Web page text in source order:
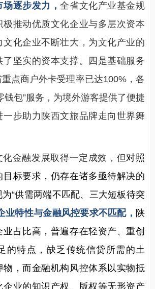
场逐步发力，全省文化产业基金规
极推动优质文化企业与多层次资本
文化企业不断壮大，为文化产业的
了坚实的资本支撑。四是基础服务
点商户外卡受理率已达100%，各
钱包”服务，为境外游客提供了便捷
一步助力陕西文旅品牌走向世界舞
化金融发展取得一定成效，但对照
目标要求，仍存在诸多亟待解决的
“供需两端不匹配、三大短板待突
业特性与金融风控要求不匹配， 陕
占比高，普遍存在轻资产、重创
的特点，缺乏传统信贷所需的土
物，而金融机构风控体系以实物抵
企业的知识产权、版权等无形资产